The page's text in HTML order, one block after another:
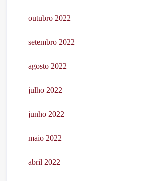
outubro 2022
setembro 2022
agosto 2022
julho 2022
junho 2022
maio 2022
abril 2022